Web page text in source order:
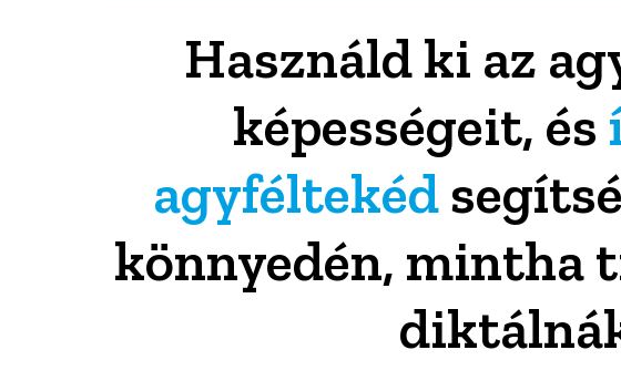
Használd ki az
képességeit, és
agyféltekéd
könnyedén, mintha